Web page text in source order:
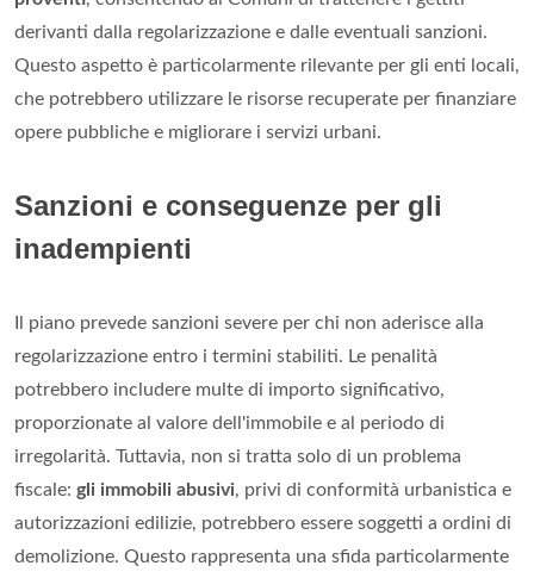
derivanti dalla regolarizzazione e dalle eventuali sanzioni.
Questo aspetto è particolarmente rilevante per gli enti locali,
che potrebbero utilizzare le risorse recuperate per finanziare
opere pubbliche e migliorare i servizi urbani.
Sanzioni e conseguenze per gli
inadempienti
Il piano prevede sanzioni severe per chi non aderisce alla
regolarizzazione entro i termini stabiliti. Le penalità
potrebbero includere multe di importo significativo,
proporzionate al valore dell'immobile e al periodo di
irregolarità. Tuttavia, non si tratta solo di un problema
fiscale: gli immobili abusivi, privi di conformità urbanistica e
autorizzazioni edilizie, potrebbero essere soggetti a ordini di
demolizione. Questo rappresenta una sfida particolarmente